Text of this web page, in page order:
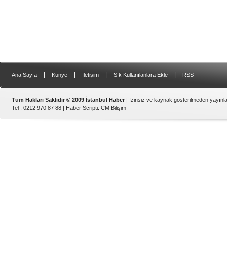
Ana Sayfa Künye İletişim Sık Kullanılanlara Ekle RSS
Tüm Hakları Saklıdır © 2009 İstanbul Haber | İzinsiz ve kaynak gösterilmeden
Tel : 0212 970 87 88 | Haber Scripti: CM Bilişim